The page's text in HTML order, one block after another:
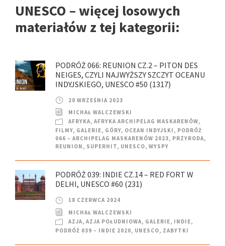
UNESCO – więcej losowych
materiałów z tej kategorii:
PODRÓŻ 066: REUNION CZ.2 – PITON DES
NEIGES, CZYLI NAJWYŻSZY SZCZYT OCEANU
INDYJSKIEGO, UNESCO #50 (1317)
20 WRZEŚNIA 2023
MICHAŁ WALCZEWSKI
AFRYKA, AFRYKA ARCHIPELAG MASKARENÓW,
FILMY, GALERIE, GÓRY, OCEAN INDYJSKI , PODRÓŻ
066 – ARCHIPELAG MASKARENÓW 2023, PRZYRODA,
REUNION , SUPERHIT, UNESCO, WYSPY
PODRÓŻ 039: INDIE CZ.14 – RED FORT W
DELHI, UNESCO #60 (231)
18 CZERWCA 2024
MICHAŁ WALCZEWSKI
AZJA, AZJA POŁUDNIOWA, GALERIE, INDIE,
PODRÓŻ 039 – INDIE 2020, UNESCO, ZABYTKI